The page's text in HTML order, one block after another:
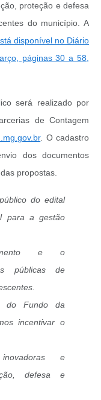
proteção e defesa
do município. A
disponível no Diário
páginas 30 a 58,
será realizado por
de Contagem
. O cadastro
dos documentos
propostas.
do edital
para a gestão
e o
públicas de
do Fundo da
incentivar o
e
defesa e